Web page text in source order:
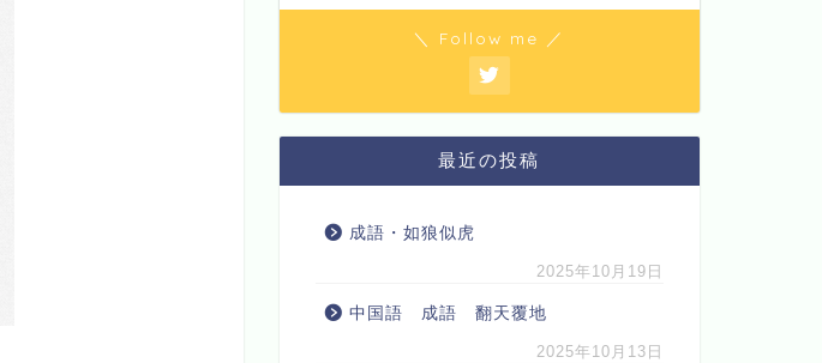
＼ Follow me ／
最近の投稿
成語・如狼似虎
2025年10月19日
中国語 成語 翻天覆地
2025年10月13日